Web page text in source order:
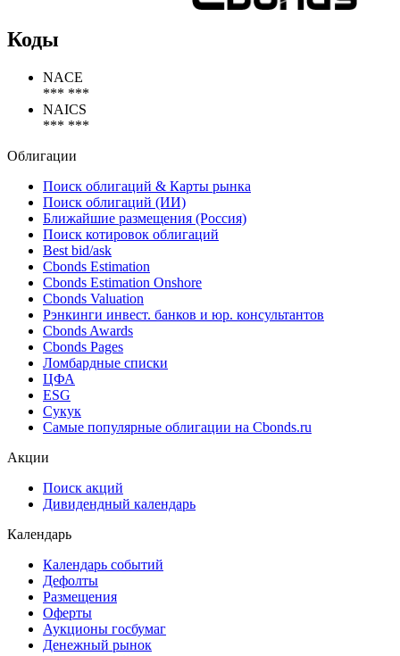
Коды
NACE
*** ***
NAICS
*** ***
Облигации
Поиск облигаций & Карты рынка
Поиск облигаций (ИИ)
Ближайшие размещения (Россия)
Поиск котировок облигаций
Best bid/ask
Cbonds Estimation
Cbonds Estimation Onshore
Cbonds Valuation
Рэнкинги инвест. банков и юр. консультантов
Cbonds Awards
Cbonds Pages
Ломбардные списки
ЦФА
ESG
Сукук
Самые популярные облигации на Cbonds.ru
Акции
Поиск акций
Дивидендный календарь
Календарь
Календарь событий
Дефолты
Размещения
Оферты
Аукционы госбумаг
Денежный рынок